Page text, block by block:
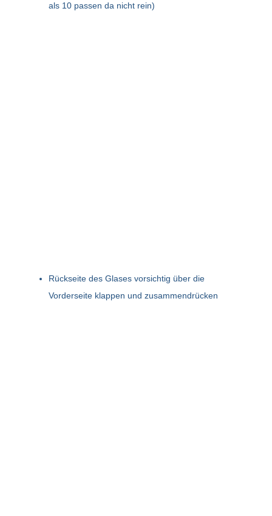
als 10 passen da nicht rein)
Rückseite des Glases vorsichtig über die
Vorderseite klappen und zusammendrücken